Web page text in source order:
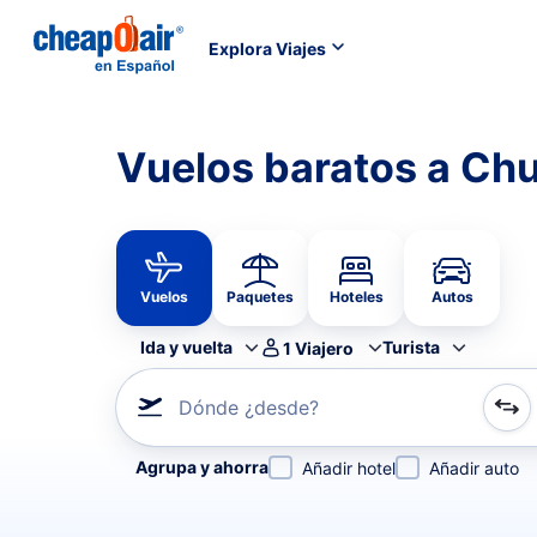
Explora Viajes
Vuelos baratos a
Vuelos Paquetes Hoteles Autos
Ida y vuelta 1 Viajero Turista
Dónde ¿desde?
Refina tu búsqueda por aerolínea, por ciudad o
Agrupa y ahorra Añadir hotel Añadir auto